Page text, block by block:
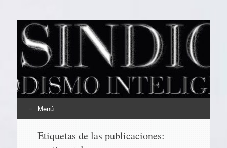
EL SINDICAL
Periodismo Inteligente
Menú
Etiquetas de las publicaciones: